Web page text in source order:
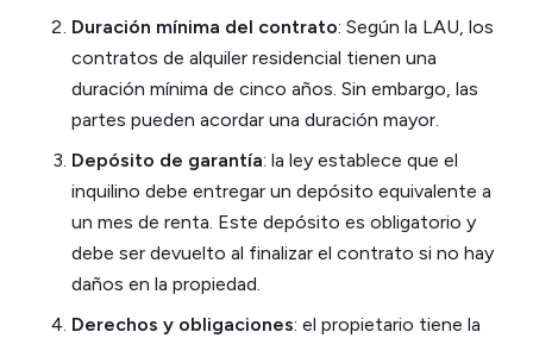
Duración mínima del contrato: Según la LAU, los
contratos de alquiler residencial tienen una
duración mínima de cinco años. Sin embargo, las
partes pueden acordar una duración mayor.
Depósito de garantía: la ley establece que el
inquilino debe entregar un depósito equivalente a
un mes de renta. Este depósito es obligatorio y
debe ser devuelto al finalizar el contrato si no hay
daños en la propiedad.
Derechos y obligaciones: el propietario tiene la